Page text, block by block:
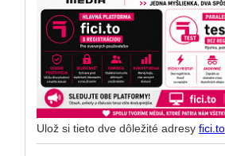
Ulož si tieto dve dôležité adresyfici.to